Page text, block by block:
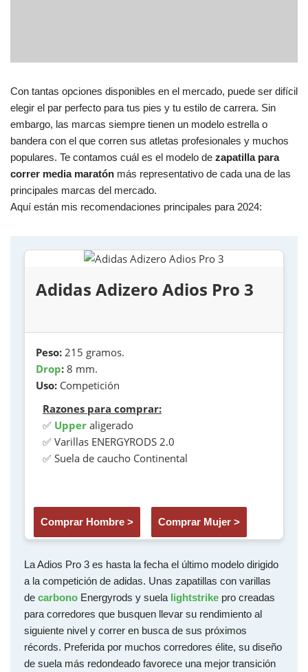
Con tantas opciones disponibles en el mercado, puede ser difícil
elegir el par perfecto para tus pies y tu estilo de carrera. Sin
embargo, las marcas siempre tienen un modelo estrella o
bandera con el que corren sus atletas profesionales y muchos
populares. Te contamos cuál es el modelo de zapatilla para
correr media maratón más representativo de cada una de las
principales marcas del mercado.
Aquí están mis recomendaciones principales para 2024:
Adidas Adizero Adios Pro 3
Peso: 215 gramos.
Drop: 8 mm.
Uso: Competición
Razones para comprar:
✅ Upper aligerado
✅ Varillas ENERGYRODS 2.0
✅ Suela de caucho Continental
Comprar Hombre > Comprar Mujer >
La Adios Pro 3 es hasta la fecha el último modelo dirigido
a la competición de adidas. Unas zapatillas con varillas
de carbono Energyrods y suela lightstrike pro creadas
para corredores que busquen llevar su rendimiento al
siguiente nivel y correr en busca de sus próximos
récords. Preferida por muchos corredores élite, su diseño
de suela más redondeado favorece una mejor transición